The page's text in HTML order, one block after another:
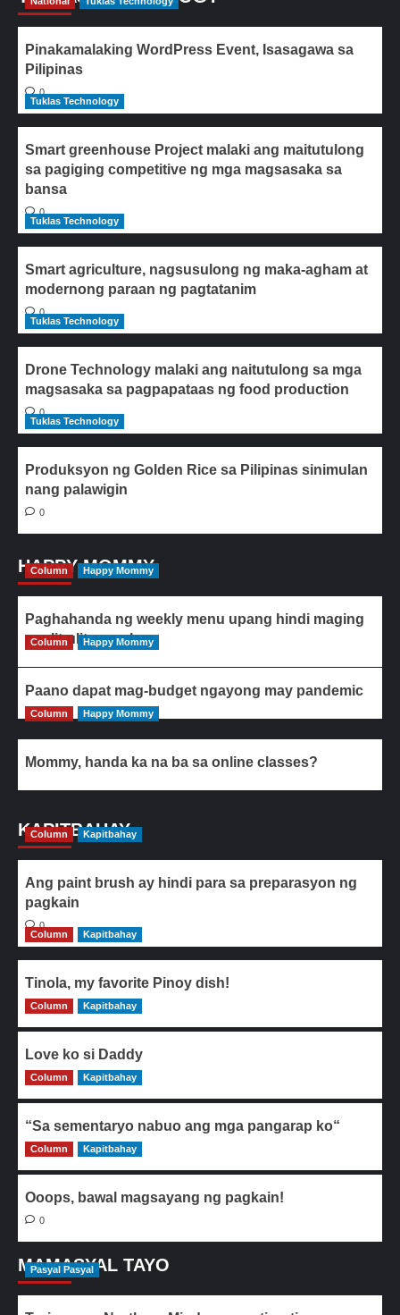
Pinakamalaking WordPress Event, Isasagawa sa
Pilipinas
0
Tuklas Technology
Smart greenhouse Project malaki ang maitutulong
sa pagiging competitive ng mga magsasaka sa
bansa
0
Tuklas Technology
Smart agriculture, nagsusulong ng maka-agham at
modernong paraan ng pagtatanim
0
Tuklas Technology
Drone Technology malaki ang naitutulong sa mga
magsasaka sa pagpapataas ng food production
0
Tuklas Technology
Produksyon ng Golden Rice sa Pilipinas sinimulan
nang palawigin
0
HAPPY MOMMY
Column Happy Mommy
Paghahanda ng weekly menu upang hindi maging
paulit-ulit ang ulam
Column Happy Mommy
Paano dapat mag-budget ngayong may pandemic
Column Happy Mommy
Mommy, handa ka na ba sa online classes?
KAPITBAHAY
Column Kapitbahay
Ang paint brush ay hindi para sa preparasyon ng
pagkain
0
Column
Kapitbahay
Tinola, my favorite Pinoy dish!
0
Column Kapitbahay
Love ko si Daddy
0
Column Kapitbahay
“Sa sementaryo nabuo ang mga pangarap ko“
0
Column Kapitbahay
Ooops, bawal magsayang ng pagkain!
0
MAMASYAL TAYO
Pasyal Pasyal